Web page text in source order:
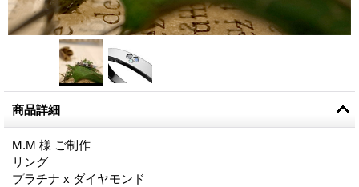
商品詳細
M.M 様 ご制作
リング
プラチナ x ダイヤモンド